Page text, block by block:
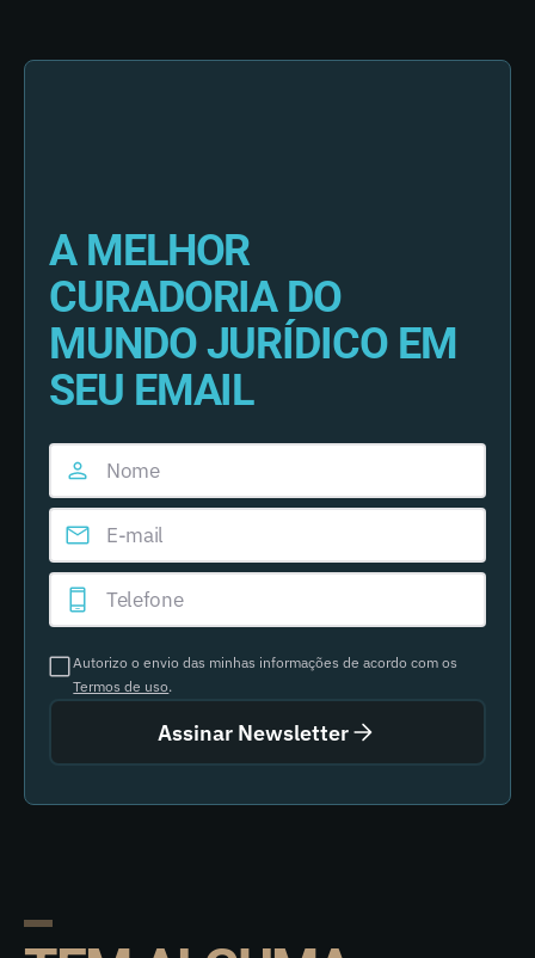
A MELHOR
CURADORIA DO
MUNDO JURÍDICO EM
SEU EMAIL
Autorizo o envio das minhas informações de acordo com os
Termos de uso.
Assinar Newsletter